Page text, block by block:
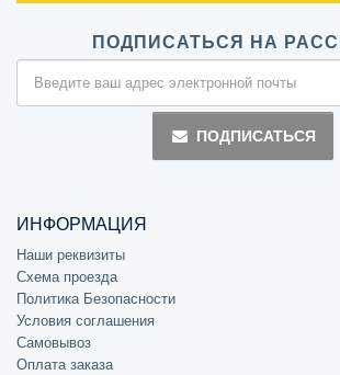
ПОДПИСАТЬСЯ НА
ПОДПИСАТЬСЯ
ИНФОРМАЦИЯ
Наши реквизиты
Схема проезда
Политика Безопасности
Условия соглашения
Самовывоз
Оплата заказа